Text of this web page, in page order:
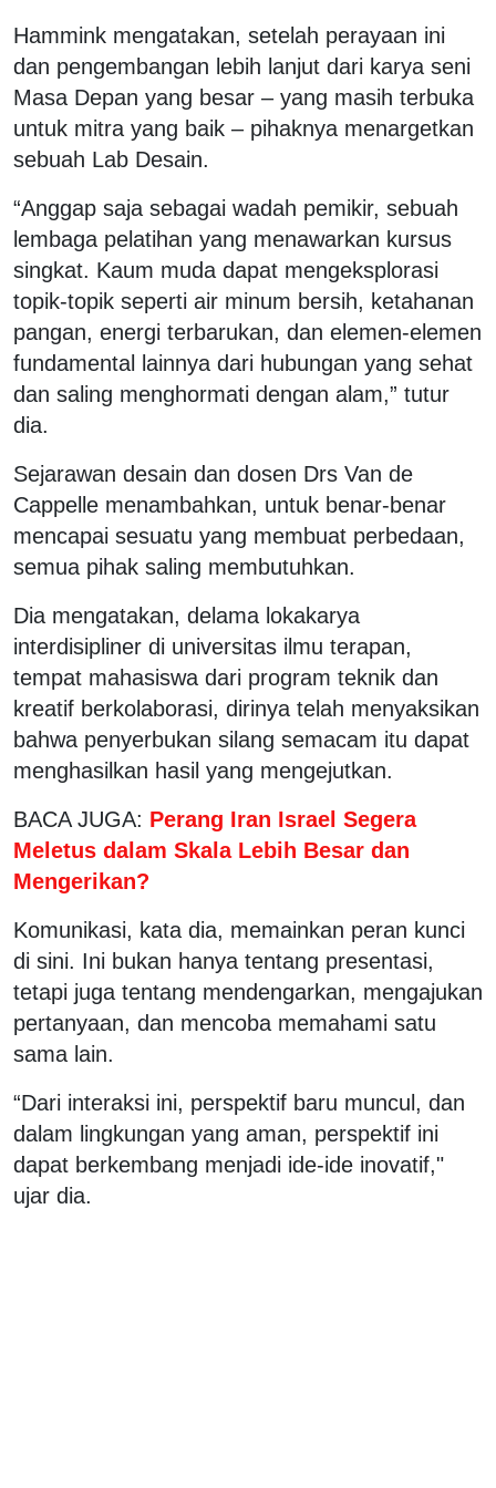
Hammink mengatakan, setelah perayaan ini
dan pengembangan lebih lanjut dari karya seni
Masa Depan yang besar – yang masih terbuka
untuk mitra yang baik – pihaknya menargetkan
sebuah Lab Desain.
“Anggap saja sebagai wadah pemikir, sebuah
lembaga pelatihan yang menawarkan kursus
singkat. Kaum muda dapat mengeksplorasi
topik-topik seperti air minum bersih, ketahanan
pangan, energi terbarukan, dan elemen-elemen
fundamental lainnya dari hubungan yang sehat
dan saling menghormati dengan alam,” tutur
dia.
Sejarawan desain dan dosen Drs Van de
Cappelle menambahkan, untuk benar-benar
mencapai sesuatu yang membuat perbedaan,
semua pihak saling membutuhkan.
Dia mengatakan, delama lokakarya
interdisipliner di universitas ilmu terapan,
tempat mahasiswa dari program teknik dan
kreatif berkolaborasi, dirinya telah menyaksikan
bahwa penyerbukan silang semacam itu dapat
menghasilkan hasil yang mengejutkan.
BACA JUGA: Perang Iran Israel Segera
Meletus dalam Skala Lebih Besar dan
Mengerikan?
Komunikasi, kata dia, memainkan peran kunci
di sini. Ini bukan hanya tentang presentasi,
tetapi juga tentang mendengarkan, mengajukan
pertanyaan, dan mencoba memahami satu
sama lain.
“Dari interaksi ini, perspektif baru muncul, dan
dalam lingkungan yang aman, perspektif ini
dapat berkembang menjadi ide-ide inovatif,"
ujar dia.